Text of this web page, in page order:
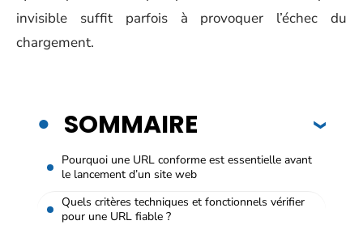
invisible suffit parfois à provoquer l’échec du
chargement.
SOMMAIRE
Pourquoi une URL conforme est essentielle avant
le lancement d’un site web
Quels critères techniques et fonctionnels vérifier
pour une URL fiable ?